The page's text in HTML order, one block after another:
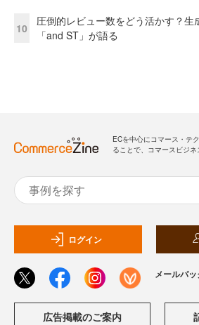
10
圧倒的レビュー数をどう活かす？生
「and ST」が語る
ECを中心にコマース・テ
ることで、コマースビジネ
ログイン
メールバ
広告掲載のご案内